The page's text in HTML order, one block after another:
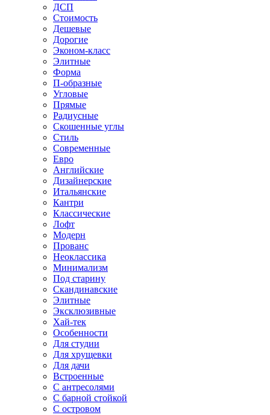
ДСП
Стоимость
Дешевые
Дорогие
Эконом-класс
Элитные
Форма
П-образные
Угловые
Прямые
Радиусные
Скошенные углы
Стиль
Современные
Евро
Английские
Дизайнерские
Итальянские
Кантри
Классические
Лофт
Модерн
Прованс
Неоклассика
Минимализм
Под старину
Скандинавские
Элитные
Эксклюзивные
Хай-тек
Особенности
Для студии
Для хрущевки
Для дачи
Встроенные
С антресолями
С барной стойкой
С островом